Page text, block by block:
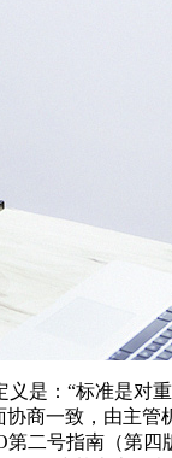
义是：“标准是对
商一致，由主管
二号指南（第四